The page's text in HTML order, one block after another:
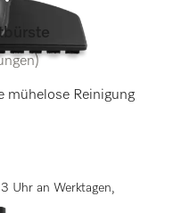
mühelose Reinigung
Uhr an Werktagen,